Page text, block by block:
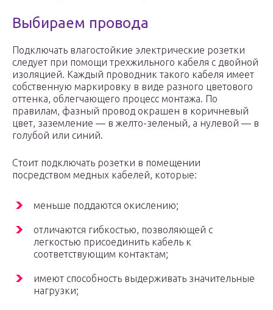
Выбираем провода
Подключать влагостойкие электрические розетки
следует при помощи трехжильного кабеля с двойной
изоляцией. Каждый проводник такого кабеля имеет
собственную маркировку в виде разного цветового
оттенка, облегчающего процесс монтажа. По
правилам, фазный провод окрашен в коричневый
цвет, заземление — в желто-зеленый, а нулевой — в
голубой или синий.
Стоит подключать розетки в помещении
посредством медных кабелей, которые:
меньше поддаются окислению;
отличаются гибкостью, позволяющей с
легкостью присоединить кабель к
соответствующим контактам;
имеют способность выдерживать значительные
нагрузки;